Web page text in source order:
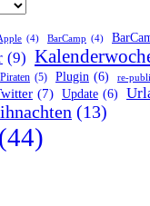
(4) BarCamp (4)
(9)
Piraten (5) Plugin (6) re-
(7) Update (6)
(13)
(44)